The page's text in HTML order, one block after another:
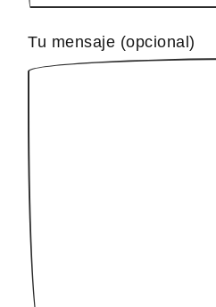
Tu mensaje (opcional)